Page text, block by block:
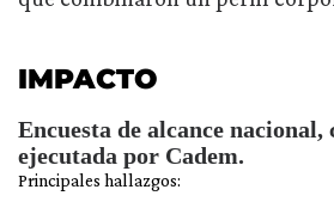
IMPACTO
Encuesta de alcance nacional,
ejecutada por Cadem.
Principales hallazgos: